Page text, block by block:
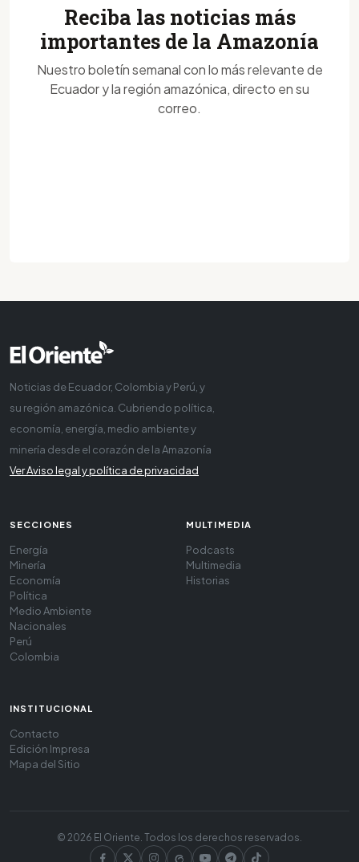
Reciba las noticias más
importantes de la Amazonía
Nuestro boletín semanal con lo más relevante de
Ecuador y la región amazónica, directo en su
correo.
Noticias de Ecuador, Colombia y Perú, y
su región amazónica. Cubriendo política,
economía, energía, medio ambiente y
minería desde el corazón de la Amazonía
Ver Aviso legal y política de privacidad
SECCIONES
Energía
Minería
Economía
Política
Medio Ambiente
Nacionales
Perú
Colombia
MULTIMEDIA
Podcasts
Multimedia
Historias
INSTITUCIONAL
Contacto
Edición Impresa
Mapa del Sitio
© 2026 El Oriente. Todos los derechos reservados.